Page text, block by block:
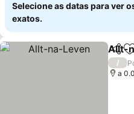
Selecione as datas para ver
exatos.
Allt-
/
a